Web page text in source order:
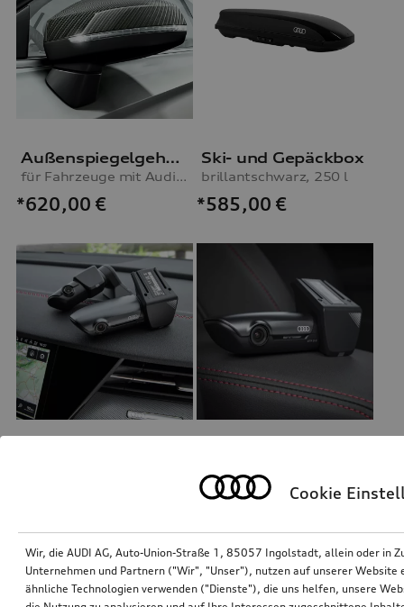
Außenspiegelgehäuse Carbon
für Fahrzeuge mit Audi side assist
*620,00 €
Ski- und Gepäckbox
brillantschwarz, 250 l
*585,00 €
Frontkamera
*390,00
Cookie
Wir, die AUDI AG, Auto-Union-Straße 1, 85057 Ingolstadt, allein oder in
Unternehmen und Partnern ("Wir", "Unser"), nutzen auf unserer Website
ähnliche Technologien verwenden ("Dienste"), die uns helfen, unsere